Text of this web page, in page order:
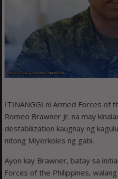
ITINANGGI ni Armed Forces of
Romeo Brawner Jr. na may
destabilization kaugnay ng
nitong Miyerkoles ng gabi.
Ayon kay Brawner, batay sa
Forces of the Philippines,